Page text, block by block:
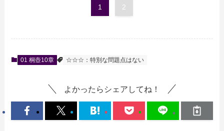
1 2
01 桐壺10章 ☆☆☆：特別な問題点はない
よかったらシェアしてね！